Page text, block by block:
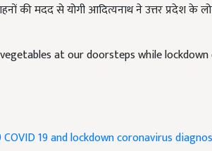
की मदद से योगी आदित्यनाथ ने उत्तर प्रदेश के
at our doorsteps while
COVID 19 and lockdowncoronavirus